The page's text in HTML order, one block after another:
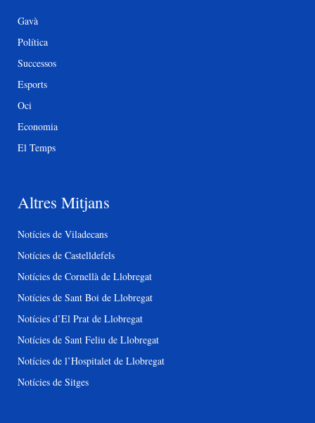
Gavà
Política
Successos
Esports
Oci
Economia
El Temps
Altres Mitjans
Notícies de Viladecans
Notícies de Castelldefels
Notícies de Cornellà de Llobregat
Notícies de Sant Boi de Llobregat
Notícies d’El Prat de Llobregat
Notícies de Sant Feliu de Llobregat
Notícies de l’Hospitalet de Llobregat
Notícies de Sitges